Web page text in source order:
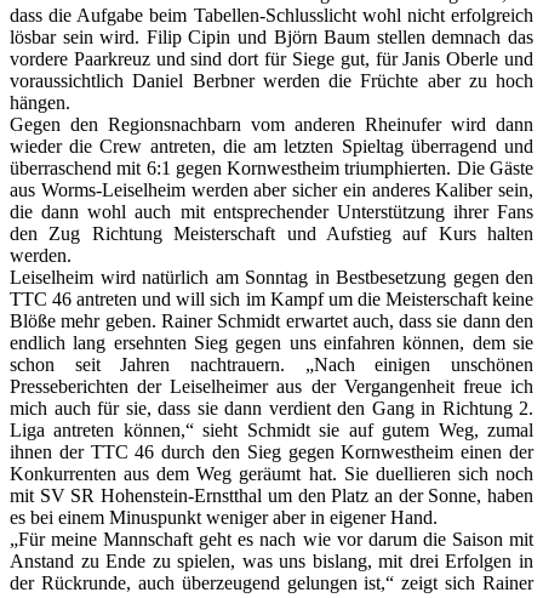
dass die Aufgabe beim Tabellen-Schlusslicht wohl nicht erfolgreich
lösbar sein wird. Filip Cipin und Björn Baum stellen demnach das
vordere Paarkreuz und sind dort für Siege gut, für Janis Oberle und
voraussichtlich Daniel Berbner werden die Früchte aber zu hoch
hängen.
Gegen den Regionsnachbarn vom anderen Rheinufer wird dann
wieder die Crew antreten, die am letzten Spieltag überragend und
überraschend mit 6:1 gegen Kornwestheim triumphierten. Die Gäste
aus Worms-Leiselheim werden aber sicher ein anderes Kaliber sein,
die dann wohl auch mit entsprechender Unterstützung ihrer Fans
den Zug Richtung Meisterschaft und Aufstieg auf Kurs halten
werden.
Leiselheim wird natürlich am Sonntag in Bestbesetzung gegen den
TTC 46 antreten und will sich im Kampf um die Meisterschaft keine
Blöße mehr geben. Rainer Schmidt erwartet auch, dass sie dann den
endlich lang ersehnten Sieg gegen uns einfahren können, dem sie
schon seit Jahren nachtrauern. „Nach einigen unschönen
Presseberichten der Leiselheimer aus der Vergangenheit freue ich
mich auch für sie, dass sie dann verdient den Gang in Richtung 2.
Liga antreten können,“ sieht Schmidt sie auf gutem Weg, zumal
ihnen der TTC 46 durch den Sieg gegen Kornwestheim einen der
Konkurrenten aus dem Weg geräumt hat. Sie duellieren sich noch
mit SV SR Hohenstein-Ernstthal um den Platz an der Sonne, haben
es bei einem Minuspunkt weniger aber in eigener Hand.
„Für meine Mannschaft geht es nach wie vor darum die Saison mit
Anstand zu Ende zu spielen, was uns bislang, mit drei Erfolgen in
der Rückrunde, auch überzeugend gelungen ist,“ zeigt sich Rainer